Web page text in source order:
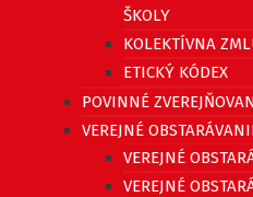
ŠKOLY
KOLEKTÍVNA
ETICKÝ KÓDEX
POVINNÉ
VEREJNÉ
VEREJNÉ
VEREJNÉ